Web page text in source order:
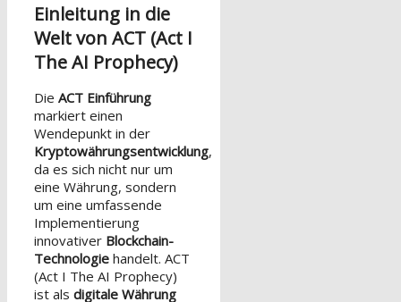
Einleitung in die
Welt von ACT (Act I
The AI Prophecy)
Die ACT Einführung
markiert einen
Wendepunkt in der
Kryptowährungsentwicklung,
da es sich nicht nur um
eine Währung, sondern
um eine umfassende
Implementierung
innovativer Blockchain-
Technologie handelt. ACT
(Act I The AI Prophecy)
ist als digitale Währung